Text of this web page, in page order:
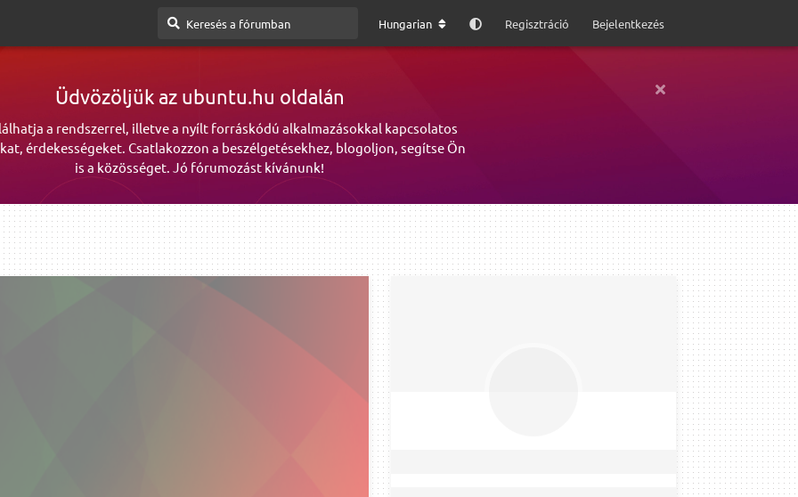
Hungarian Regisztráció Bejelentkezés
Üdvözöljük az ubuntu.hu oldalán
a rendszerrel, illetve a nyílt forráskódú alkalmazásokkal kapcsolatos
érdekességeket. Csatlakozzon a beszélgetésekhez, blogoljon, segítse Ön
is a közösséget. Jó fórumozást kívánunk!